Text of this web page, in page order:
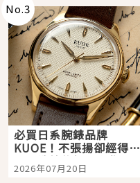
No.3
必買日系腕錶品牌
KUOE！不張揚卻經得起
時間洗鍊的經典之作五
選
2026年07月20日